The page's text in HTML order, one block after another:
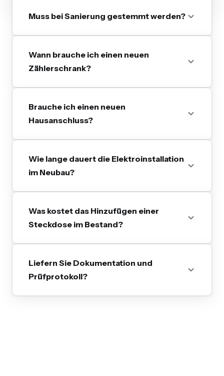
Muss bei Sanierung gestemmt werden?
Wann brauche ich einen neuen
Zählerschrank?
Brauche ich einen neuen
Hausanschluss?
Wie lange dauert die Elektroinstallation
im Neubau?
Was kostet das Hinzufügen einer
Steckdose im Bestand?
Liefern Sie Dokumentation und
Prüfprotokoll?